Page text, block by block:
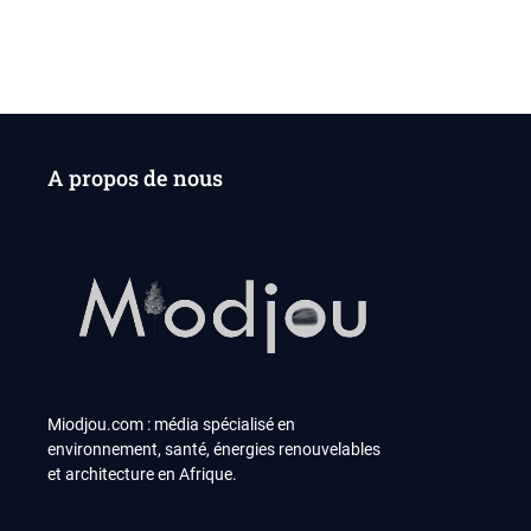
A propos de nous
Miodjou.com : média spécialisé en
environnement, santé, énergies renouvelables
et architecture en Afrique.